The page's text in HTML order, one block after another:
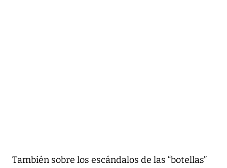
También sobre los escándalos de las “botellas”